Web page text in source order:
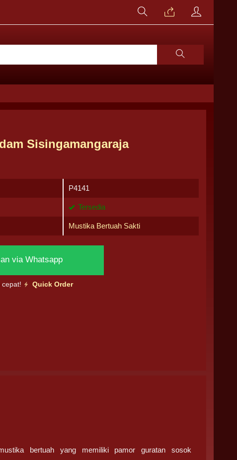
Sisingamangaraja
P4141
Tersedia
Mustika Bertuah Sakti
via Whatsapp
cepat! Quick Order
bertuah yang memiliki pamor guratan sosok